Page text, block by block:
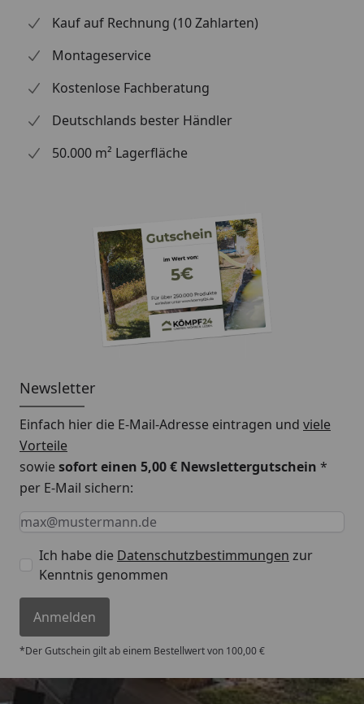
Kauf auf Rechnung (10 Zahlarten)
Montageservice
Kostenlose Fachberatung
Deutschlands bester Händler
50.000 m² Lagerfläche
Newsletter
Einfach hier die E-Mail-Adresse eintragen und viele
Vorteile
sowiesofort einen 5,00 € Newslettergutschein *
per E-Mail sichern:
Keine Eingabe erforderlich
Eingabe erforderlich
E-Mail *
Ich habe die Datenschutzbestimmungen zur
Kenntnis genommen
Anmelden
*Der Gutschein gilt ab einem Bestellwert von 100,00 €